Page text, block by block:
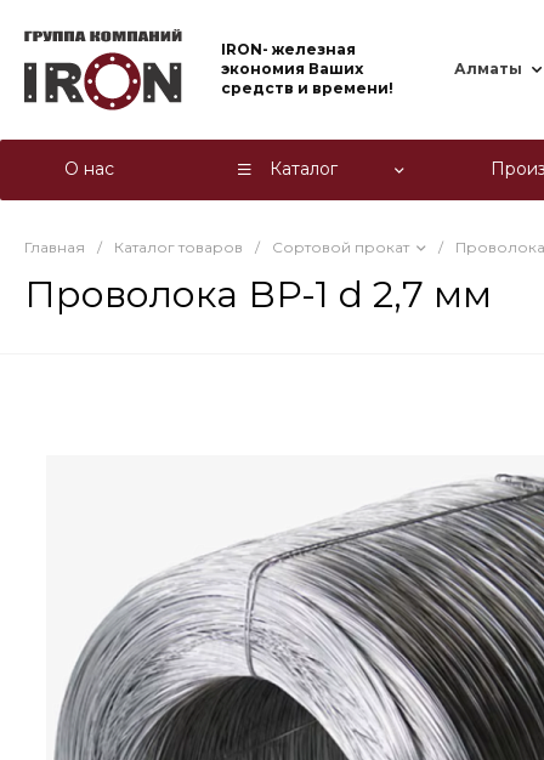
IRON- железная
экономия Ваших
средств и времени!
Алматы
О нас Каталог
Главная / Каталог товаров / Сортовой прокат /
Проволока ВР-1 d 2,7 мм